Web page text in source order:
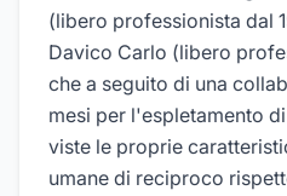
(libero professionista dal
Davico Carlo (libero
che a seguito di una
mesi per l'espletamento
viste le proprie
umane di reciproco